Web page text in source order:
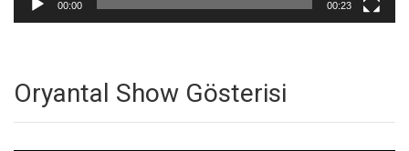
00:00 00:23
Oryantal Show Gösterisi